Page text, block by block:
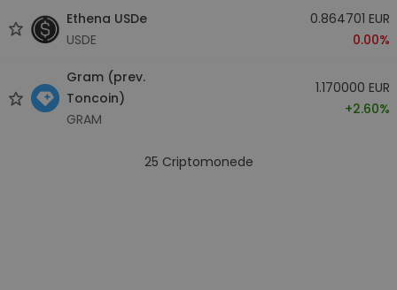
Ethena USDe
USDE
0.864701 EUR
0.00%
Gram (prev.
Toncoin)
GRAM
1.170000 EUR
+2.60%
25 Criptomonede